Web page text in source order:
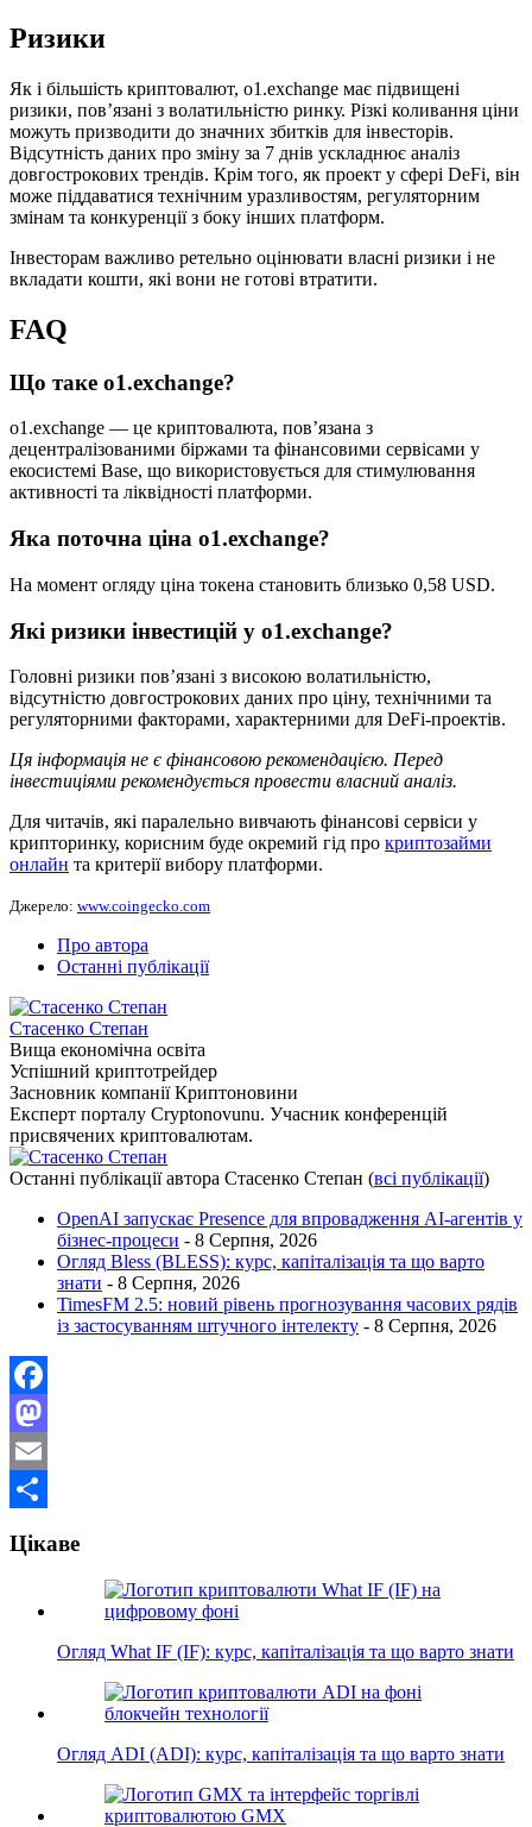
Ризики
Як і більшість криптовалют, o1.exchange має підвищені
ризики, пов’язані з волатильністю ринку. Різкі коливання ціни
можуть призводити до значних збитків для інвесторів.
Відсутність даних про зміну за 7 днів ускладнює аналіз
довгострокових трендів. Крім того, як проект у сфері DeFi, він
може піддаватися технічним уразливостям, регуляторним
змінам та конкуренції з боку інших платформ.
Інвесторам важливо ретельно оцінювати власні ризики і не
вкладати кошти, які вони не готові втратити.
FAQ
Що таке o1.exchange?
o1.exchange — це криптовалюта, пов’язана з
децентралізованими біржами та фінансовими сервісами у
екосистемі Base, що використовується для стимулювання
активності та ліквідності платформи.
Яка поточна ціна o1.exchange?
На момент огляду ціна токена становить близько 0,58 USD.
Які ризики інвестицій у o1.exchange?
Головні ризики пов’язані з високою волатильністю,
відсутністю довгострокових даних про ціну, технічними та
регуляторними факторами, характерними для DeFi-проектів.
Ця інформація не є фінансовою рекомендацією. Перед
інвестиціями рекомендується провести власний аналіз.
Для читачів, які паралельно вивчають фінансові сервіси у
крипторинку, корисним буде окремий гід про криптозайми
онлайн та критерії вибору платформи.
Джерело: www.coingecko.com
Про автора
Останні публікації
Стасенко Степан
Вища економічна освіта
Успішний криптотрейдер
Засновник компанії Криптоновини
Експерт порталу Cryptonovunu. Учасник конференцій
присвячених криптовалютам.
Останні публікації автора Стасенко Степан (всі публікації)
OpenAI запускає Presence для впровадження AI-агентів у
бізнес-процеси - 8 Серпня, 2026
Огляд Bless (BLESS): курс, капіталізація та що варто
знати - 8 Серпня, 2026
TimesFM 2.5: новий рівень прогнозування часових рядів
із застосуванням штучного інтелекту - 8 Серпня, 2026
Facebook
Mastodon
Email
Цікаве
Огляд What IF (IF): курс, капіталізація та що варто знати
Огляд ADI (ADI): курс, капіталізація та що варто знати